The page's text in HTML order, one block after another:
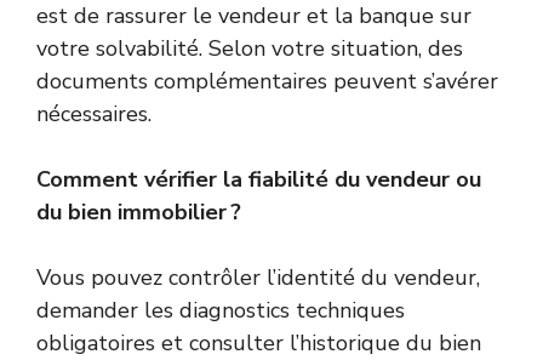
est de rassurer le vendeur et la banque sur
votre solvabilité. Selon votre situation, des
documents complémentaires peuvent s’avérer
nécessaires.
Comment vérifier la fiabilité du vendeur ou
du bien immobilier ?
Vous pouvez contrôler l’identité du vendeur,
demander les diagnostics techniques
obligatoires et consulter l’historique du bien